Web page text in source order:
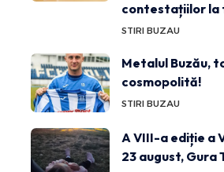
contestațiilor
STIRI BUZAU
Metalul Buzău,
cosmopolită!
STIRI BUZAU
A VIII-a ediție a
23 august, Gura